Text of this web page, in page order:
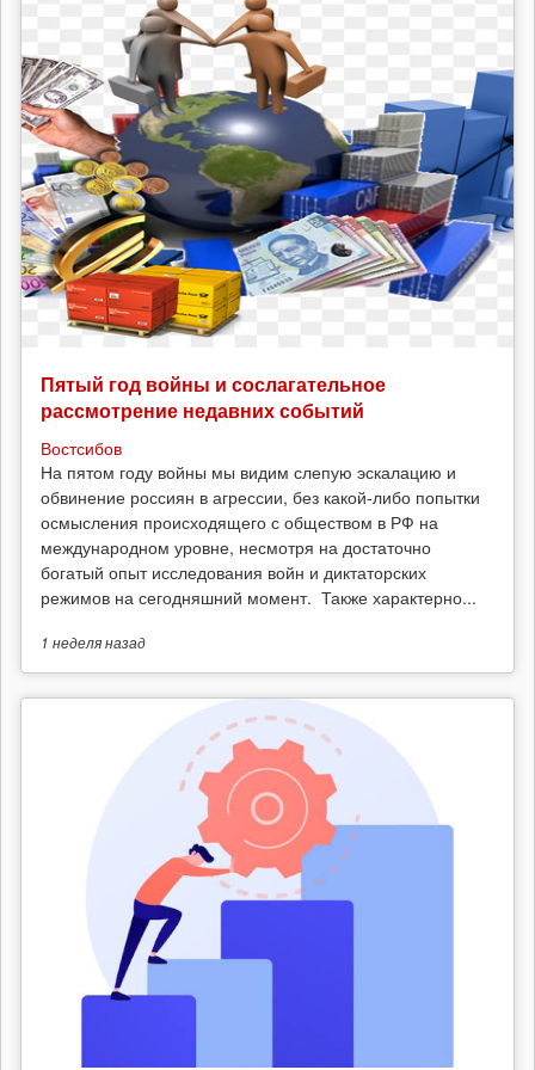
Пятый год войны и сослагательное
рассмотрение недавних событий
Востсибов
На пятом году войны мы видим слепую эскалацию и
обвинение россиян в агрессии, без какой-либо попытки
осмысления происходящего с обществом в РФ на
международном уровне, несмотря на достаточно
богатый опыт исследования войн и диктаторских
режимов на сегодняшний момент. Также характерно...
1 неделяназад